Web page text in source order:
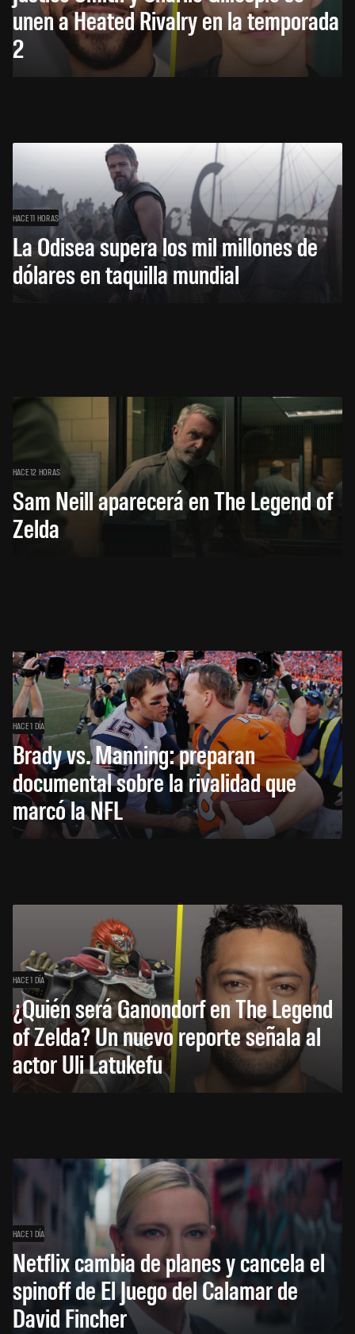
unen a Heated Rivalry en la temporada
2
HACE 11 HORAS
La Odisea supera los mil millones de
dólares en taquilla mundial
HACE 12 HORAS
Sam Neill aparecerá en The Legend of
Zelda
HACE 1 DÍA
Brady vs. Manning: preparan
documental sobre la rivalidad que
marcó la NFL
HACE 1 DÍA
¿Quién será Ganondorf en The Legend
of Zelda? Un nuevo reporte señala al
actor Uli Latukefu
HACE 1 DÍA
Netflix cambia de planes y cancela el
spinoff de El Juego del Calamar de
David Fincher